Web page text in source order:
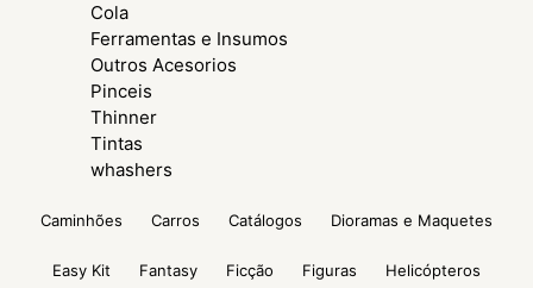
Cola
Ferramentas e Insumos
Outros Acesorios
Pinceis
Thinner
Tintas
whashers
Caminhões Carros Catálogos Dioramas e Maquetes
Easy Kit Fantasy Ficção Figuras Helicópteros